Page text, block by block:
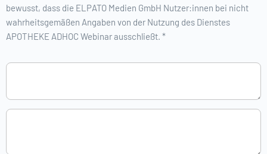
bewusst, dass die ELPATO Medien GmbH Nutzer:innen bei nicht
wahrheitsgemäßen Angaben von der Nutzung des Dienstes
APOTHEKE ADHOC Webinar ausschließt. *